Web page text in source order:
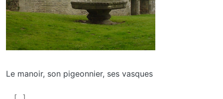
Le manoir, son pigeonnier, ses vasques